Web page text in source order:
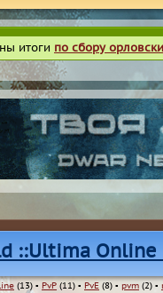
итоги по сбору
::Ultima Online
(13) ▪ PvP (11) ▪ PvE (8) ▪ pvm (2) ▪